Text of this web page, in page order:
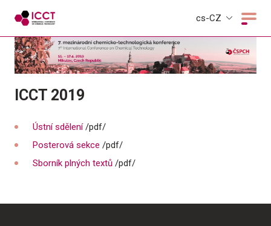
cs-CZ
ICCT 2019
Ústní sdělení/pdf/
Posterová sekce /pdf/
Sborník plných textů /pdf/